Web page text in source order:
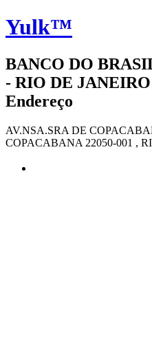
Yulk™
BANCO DO
- RIO DE JANEIRO
Endereço
AV.NSA.SRA DE
COPACABANA 22050-001 ,